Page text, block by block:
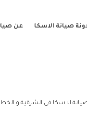
صيانة الاسكا عن
الاسكا فى الشرقية و